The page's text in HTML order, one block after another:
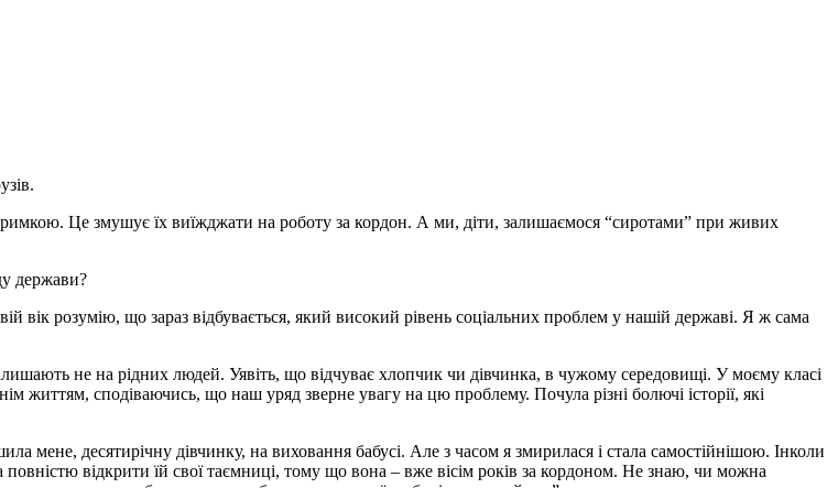
Це змушує їх виїжджати на роботу за кордон. А ми, діти, залишаємося “сиротами” при живих
держави?
розумію, що зараз відбувається, який високий рівень соціальних проблем у нашій державі. Я ж сама
не на рідних людей. Уявіть, що відчуває хлопчик чи дівчинка, в чужому середовищі. У моєму класі
життям, сподіваючись, що наш уряд зверне увагу на цю проблему. Почула різні болючі історії, які
мене, десятирічну дівчинку, на виховання бабусі. Але з часом я змирилася і стала самостійнішою. Інколи
відкрити їй свої таємниці, тому що вона – вже вісім років за кордоном. Не знаю, чи можна